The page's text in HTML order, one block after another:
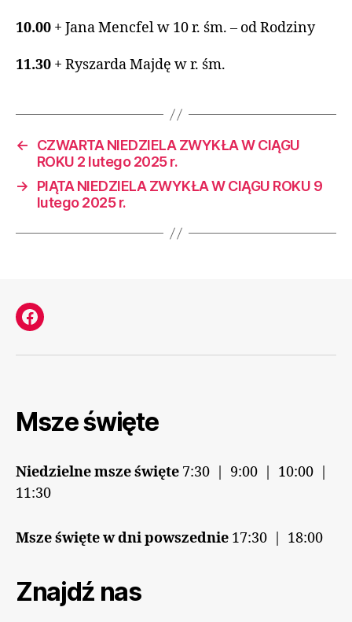
10.00 + Jana Mencfel w 10 r. śm. – od Rodziny
11.30 + Ryszarda Majdę w r. śm.
←
CZWARTA NIEDZIELA ZWYKŁA W CIĄGU
ROKU 2 lutego 2025 r.
→
PIĄTA NIEDZIELA ZWYKŁA W CIĄGU ROKU 9
lutego 2025 r.
Facebook
Msze święte
Niedzielne msze święte 7:30 | 9:00 | 10:00 |
11:30
Msze święte w dni powszednie 17:30 | 18:00
Znajdź nas